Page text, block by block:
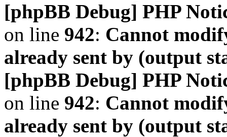
[phpBB Debug] PHP
on line 942: Cannot
already sent by (output
[phpBB Debug] PHP
on line 942: Cannot
already sent by (output